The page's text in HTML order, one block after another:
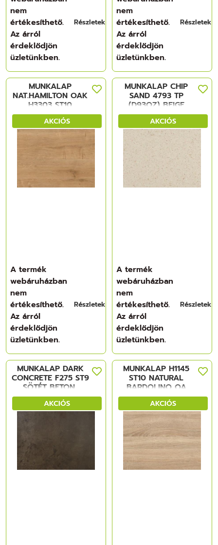
nem
értékesíthető.
Az árról
érdeklődjön
üzletünkben.
Részletek
nem
értékesíthető.
Az árról
érdeklődjön
üzletünkben.
Részletek
AKCIÓS
MUNKALAP
NAT.HAMILTON OAK
H3303 ST10
4100x600x38 mm
FORGÁCSLAP
A termék
webáruházban
nem
értékesíthető.
Az árról
érdeklődjön
üzletünkben.
Részletek
AKCIÓS
MUNKALAP CHIP
SAND 4793 TP
(D93QZ) BEIGE
4200x600x28mm
HPL FORGÁCSLAP
A termék
webáruházban
nem
értékesíthető.
Az árról
érdeklődjön
üzletünkben.
Részletek
AKCIÓS
MUNKALAP DARK
CONCRETE F275 ST9
SÖTÉT BETON,
4100x600x38 mm
FORGÁCSLAP AKCIÓS
MUNKALAP H1145
ST10 NATURAL
BARDOLINO OA
BARD.NAT. TÖLGY,
4100x600x38 mm
FORGÁCSLAP